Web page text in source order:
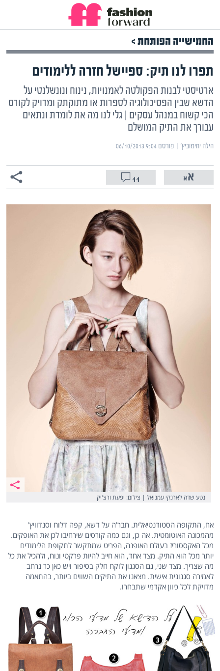
החמישייה הפותחת >
תפרו לנו תיק: ספיישל חזרה ללימודים
ארטיסטי לבנות הפקולטה לאמנויות, נינוח ונונשלנטי על
הדשא שבין הפסיכולוגיה לספרות או מתוקתק ומדויק לקורס
הכי קשוח במנהל עסקים | גלי לנו מה את לומדת ונתאים
עבורך את התיק המושלם
הילה יחימוביץ' | ‏פורסם ‎06/10/2013 9:04
11
נטע שדה לארנקי עמנואל | צילום: יפעת ורצ'יק
אח, התקופה הסטודנטיאלית. חבר'ה על דשא, קפה דלוח וסנדוויץ'
מהמכונה האוטומטית. אה כן, וגם כמה קורסים שירחיבו לכן את האופקים.
מכל האקססוריז בעולם האופנה, הפריט שמתקשר לתקופת הלימודים
יותר מכל הוא התיק. מצד אחד, הוא חייב להיות פרקטי ונוח, ולהכיל את כל
מה שצריך. מצד שני, גם הסגנון לוקח חלק בסיפור ויש כאן כר נרחב
לאמירה סגנונית אישית. מצאנו את התיקים השווים ביותר, בהתאמה
מדויקת לכל כיוון אקדמי שתבחרו.